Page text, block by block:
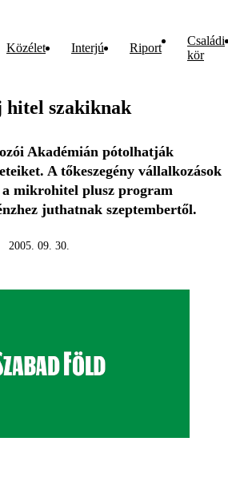
Közélet Interjú Riport
Családi
kör
hitel szakiknak
Akadémián pótolhatják
A tőkeszegény vállalkozások
mikrohitel plusz program
juthatnak szeptembertől.
2005. 09. 30.